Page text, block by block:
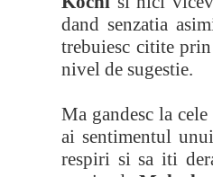
dand senzatia
trebuiesc citite
nivel de sugestie.
Ma gandesc la
ai sentimentul
respiri si sa iti